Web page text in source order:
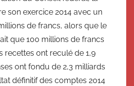
son exercice 2014 avec un
de francs, alors que le
que 100 millions de francs
recettes ont reculé de 1,9
ont fondu de 2,3 milliards
définitif des comptes 2014